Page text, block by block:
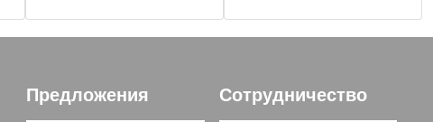
Предложения Сотрудничество